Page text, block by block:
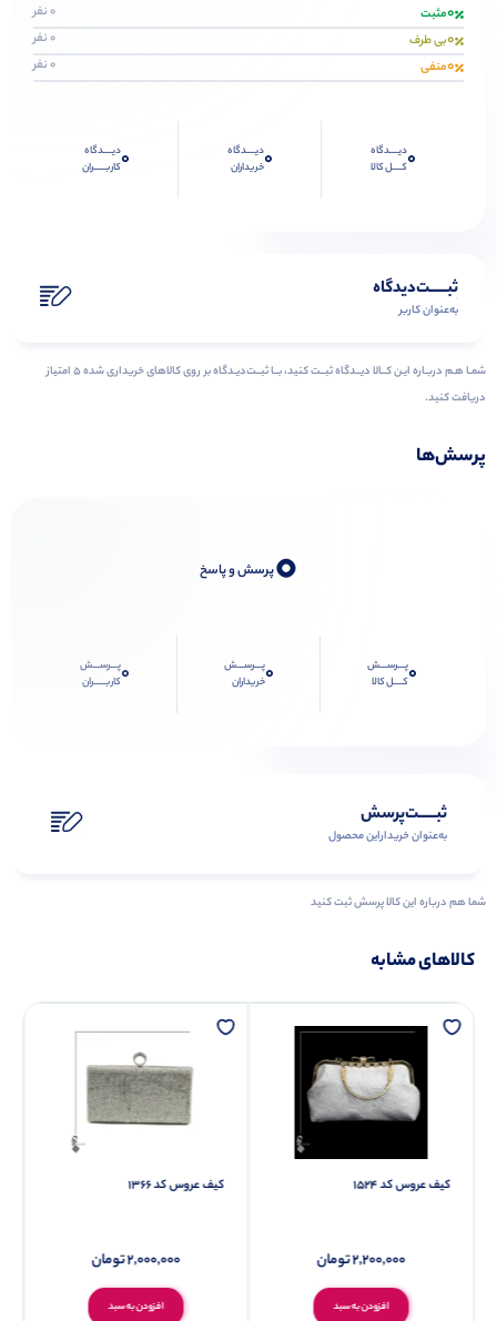
0مثبت 0 نفر
0بی طرف 0 نفر
0منفی 0 نفر
0دیــــدگاه
کــــل کالا
0دیــــدگاه
خریداران
0دیــــدگاه
کاربـــــران
ثبـــــت‌دیدگاه
به‌عنوان کاربر
شمـا هـم دربـاره ایـن کــالا دیــدگاه ثبــت کنید، بــا ثبــت‌دیـدگاه بر روی کالاهای خریداری شده ۵ امتیاز
دریافت کنید.
پرسش‌ها
0پرسش و پاسخ
0پـــرســـش
کــــل کالا
0پـــرســـش
خریداران
0پـــرســـش
کاربـــــران
ثبـــــت‌پرسش
به‌عنوان ‌خریدار‌این‌ محصول
شما هم درباره این کالا پرسش ثبت کنید
کالاهای مشابه
کیف عروس کد 1524
افزودن به سبد
2,200,000تومان
کیف عروس کد 1366
افزودن به سبد
2,000,000تومان